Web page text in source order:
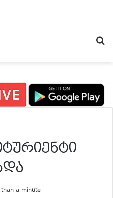
than a minute